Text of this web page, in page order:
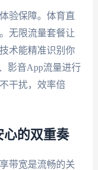
验保障。体育直
无限流量套餐让
术能精准识别你
影音App流量进行
干扰，效率倍
心的双重奏
带宽是流畅的关